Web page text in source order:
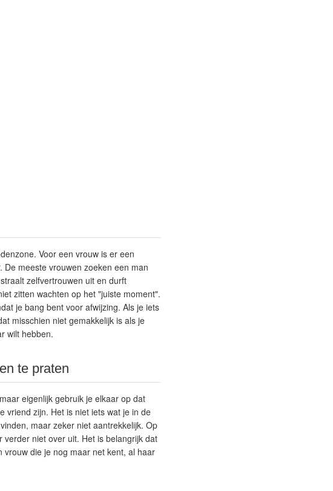
Voor een vrouw is er een
meeste vrouwen zoeken een man
zelfvertrouwen uit en durft
zitten wachten op het "juiste moment".
je bang bent voor afwijzing. Als je iets
misschien niet gemakkelijk is als je
wilt hebben.
te praten
eigenlijk gebruik je elkaar op dat
vriend zijn. Het is niet iets wat je in de
maar zeker niet aantrekkelijk. Op
niet over uit. Het is belangrijk dat
die je nog maar net kent, al haar